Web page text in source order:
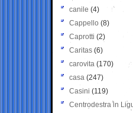
canile (4)
Cappello (8)
Caprotti (2)
Caritas (6)
carovita (170)
casa (247)
Casini (119)
Centrodestra in